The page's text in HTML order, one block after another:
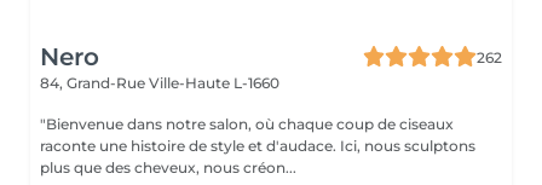
Nero
262
84, Grand-Rue Ville-Haute L-1660
"Bienvenue dans notre salon, où chaque coup de ciseaux
raconte une histoire de style et d'audace. Ici, nous sculptons
plus que des cheveux, nous créon...